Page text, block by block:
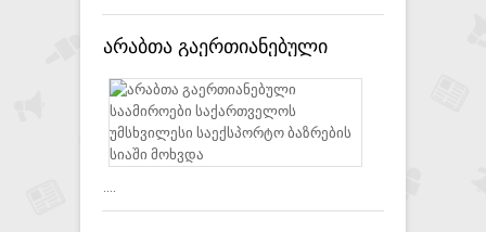
არაბთა გაერთიანებული
საამიროები საქართველოს
უმსხვილესი საექსპორტო
ბაზრების სიაში მოხვდა
....